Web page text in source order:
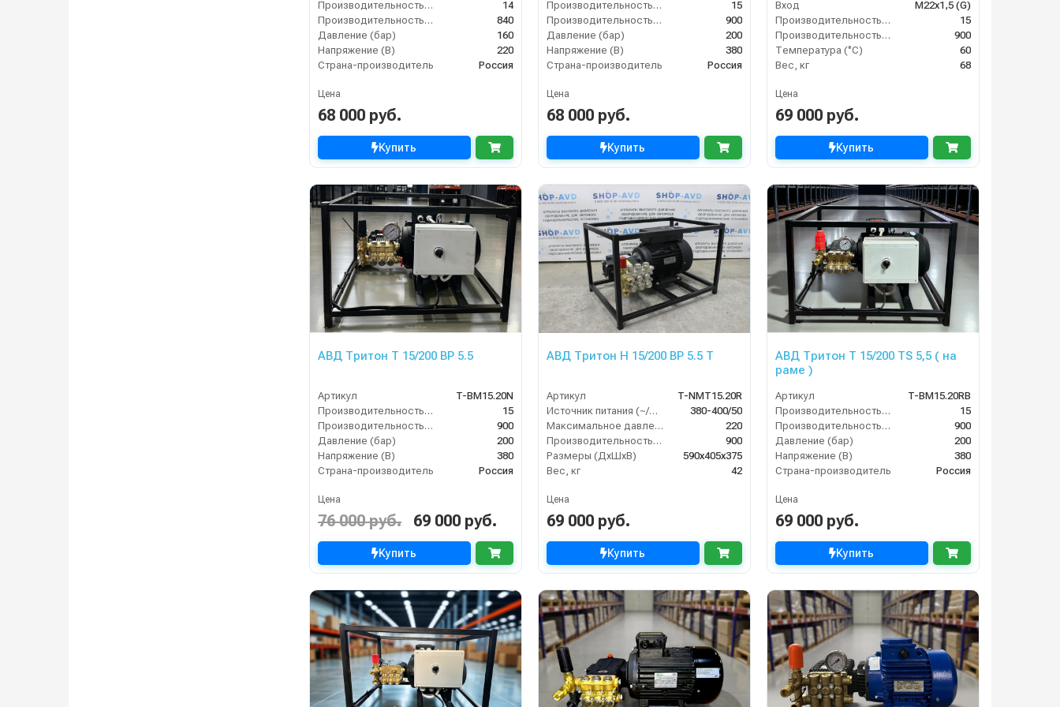
Производительность (л/мин)
14
Производительность (л/ч)
840
Давление (бар)
160
Напряжение (В)
220
Страна-производитель
Россия
Цена
68 000 руб.
Купить
Производительность (л/мин)
15
Производительность (л/ч)
900
Давление (бар)
200
Напряжение (В)
380
Страна-производитель
Россия
Цена
68 000 руб.
Купить
Вход
M22х1,5 (G)
Производительность (л/мин)
15
Производительность (л/ч)
900
Температура (°C)
60
Вес, кг
68
Цена
69 000 руб.
Купить
АВД Тритон Т 15/200 ВР 5.5
Артикул
T-BM15.20N
Производительность (л/мин)
15
Производительность (л/ч)
900
Давление (бар)
200
Напряжение (В)
380
Страна-производитель
Россия
Цена
76 000 руб. 69 000 руб.
Купить
АВД Тритон H 15/200 BP 5.5 T
Артикул
T-NMT15.20R
Источник питания (~/В/Гц)
380-400/50
Максимальное давление (бар)
220
Производительность (л/ч)
900
Размеры (ДхШхВ)
590х405х375
Вес, кг
42
Цена
69 000 руб.
Купить
АВД Тритон Т 15/200 TS 5,5 ( на
раме )
Артикул
T-BM15.20RB
Производительность (л/мин)
15
Производительность (л/ч)
900
Давление (бар)
200
Напряжение (В)
380
Страна-производитель
Россия
Цена
69 000 руб.
Купить